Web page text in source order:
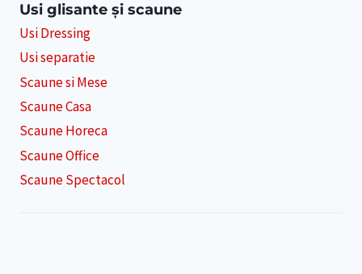
Usi glisante și scaune
Usi Dressing
Usi separatie
Scaune si Mese
Scaune Casa
Scaune Horeca
Scaune Office
Scaune Spectacol